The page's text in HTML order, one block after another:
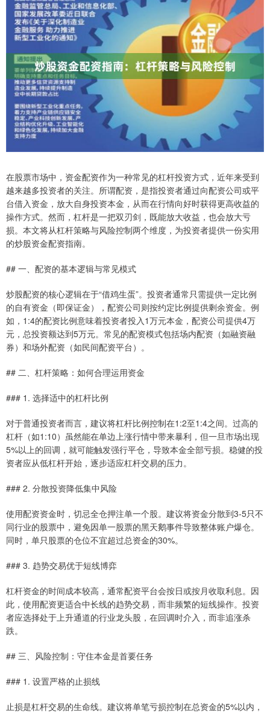
在股票市场中，资金配资作为一种常见的杠杆投资方式，近年来受到
越来越多投资者的关注。所谓配资，是指投资者通过向配资公司或平
台借入资金，放大自身投资本金，从而在行情向好时获得更高收益的
操作方式。然而，杠杆是一把双刃剑，既能放大收益，也会放大亏
损。本文将从杠杆策略与风险控制两个维度，为投资者提供一份实用
的炒股资金配资指南。
## 一、配资的基本逻辑与常见模式
炒股配资的核心逻辑在于“借鸡生蛋”。投资者通常只需提供一定比例
的自有资金（即保证金），配资公司则按约定比例提供剩余资金。例
如，1:4的配资比例意味着投资者投入1万元本金，配资公司提供4万
元，总投资额达到5万元。常见的配资模式包括场内配资（如融资融
券）和场外配资（如民间配资平台）。
## 二、杠杆策略：如何合理运用资金
### 1. 选择适中的杠杆比例
对于普通投资者而言，建议将杠杆比例控制在1:2至1:4之间。过高的
杠杆（如1:10）虽然能在单边上涨行情中带来暴利，但一旦市场出现
5%以上的回调，就可能触发强行平仓，导致本金全部亏损。稳健的投
资者应从低杠杆开始，逐步适应杠杆交易的压力。
### 2. 分散投资降低集中风险
使用配资资金时，切忌全仓押注单一个股。建议将资金分散到3-5只不
同行业的股票中，避免因单一股票的黑天鹅事件导致整体账户爆仓。
同时，单只股票的仓位不宜超过总资金的30%。
### 3. 趋势交易优于短线博弈
杠杆资金的时间成本较高，通常配资平台会按日或按月收取利息。因
此，使用配资更适合中长线的趋势交易，而非频繁的短线操作。投资
者应选择处于上升通道的行业龙头股，在回调时介入，而非追涨杀
跌。
## 三、风险控制：守住本金是首要任务
### 1. 设置严格的止损线
止损是杠杆交易的生命线。建议将单笔亏损控制在总资金的5%以内，